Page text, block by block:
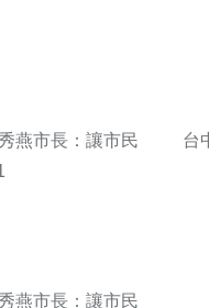
燕市長：讓市民
台
燕市長：讓市民